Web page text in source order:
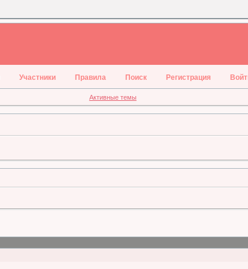
Участники Правила Поиск Регистрация
Активные темы